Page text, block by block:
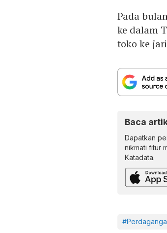
Pada
ke dalam
toko ke
Baca
Dapatkan
nikmati fitur
Katadata.